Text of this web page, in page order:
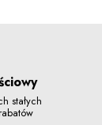
stałych